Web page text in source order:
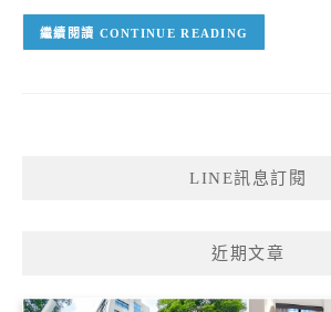
CONTINUE READING
LINE訊息訂閱
近期文章